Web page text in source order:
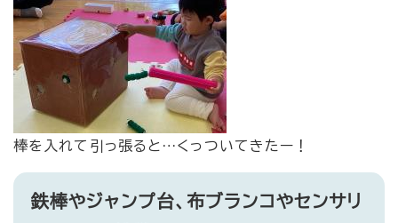
​棒を入れて引っ張ると…くっついてきたー！
鉄棒やジャンプ台、布ブランコやセンサリ